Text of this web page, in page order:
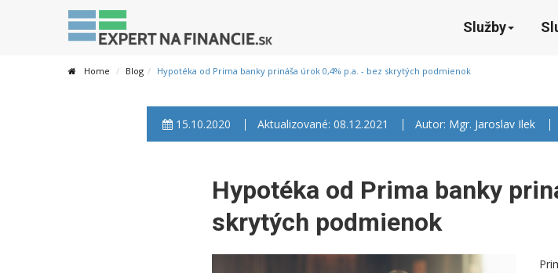
Služby
Home Blog Hypotéka od Prima banky prináša úrok 0,4% p.a. - bez skrytých podmienok
15.10.2020 Aktualizované: 08.12.2021 Autor: Mgr. Jaroslav Ilek
Hypotéka od Prima banky
skrytých podmienok